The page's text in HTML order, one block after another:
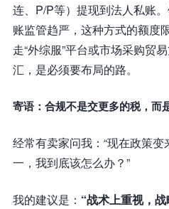
连、P/P等）提现到法人私账
账监管趋严，这种方式的额度
走“外综服”平台或市场采购贸
汇，是必须要布局的路。
寄语：合规不是交更多的税，而
经常有卖家问我：“现在政策
一，我到底该怎么办？”
我的建议是： “战术上重视，战